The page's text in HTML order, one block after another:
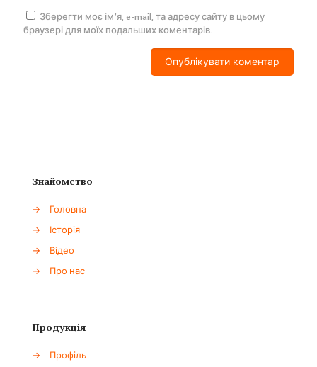
Зберегти моє ім'я, e-mail, та адресу сайту в цьому
браузері для моїх подальших коментарів.
Знайомство
→
Головна
→
Історія
→
Відео
→
Про нас
Продукція
→
Профіль